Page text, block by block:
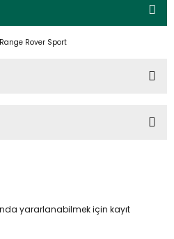
Rover Sport
ederiz.
yararlanabilmek için kayıt